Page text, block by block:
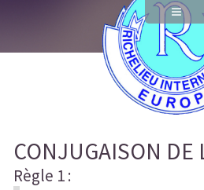
CONJUGAISON DE
Règle 1 :
Passé simple
Passé composé
Futur antérieur
Plus-que-parfait